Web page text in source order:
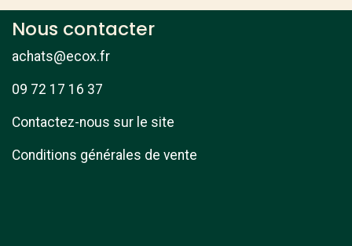
Nous contacter
achats@ecox.fr
09 72 17 16 37
Contactez-nous sur le site
Conditions générales de vente